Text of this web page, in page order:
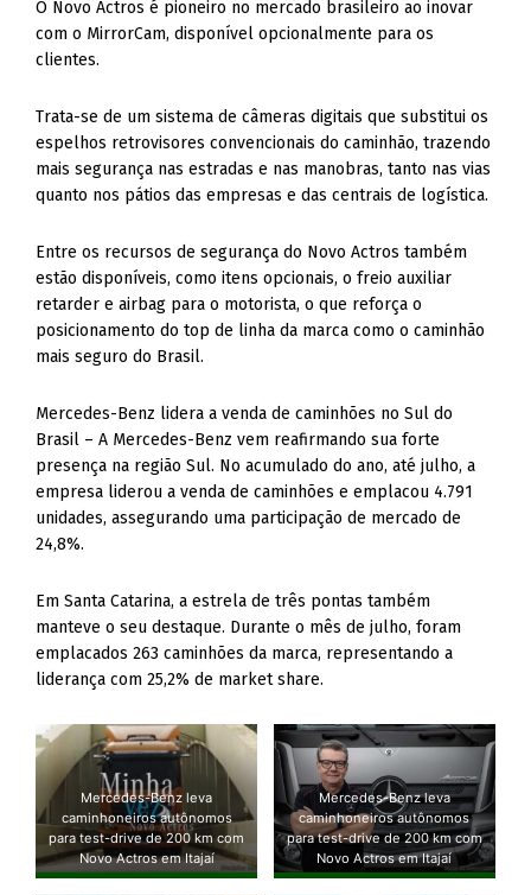
O Novo Actros é pioneiro no mercado brasileiro ao inovar
com o MirrorCam, disponível opcionalmente para os
clientes.
Trata-se de um sistema de câmeras digitais que substitui os
espelhos retrovisores convencionais do caminhão, trazendo
mais segurança nas estradas e nas manobras, tanto nas vias
quanto nos pátios das empresas e das centrais de logística.
Entre os recursos de segurança do Novo Actros também
estão disponíveis, como itens opcionais, o freio auxiliar
retarder e airbag para o motorista, o que reforça o
posicionamento do top de linha da marca como o caminhão
mais seguro do Brasil.
Mercedes-Benz lidera a venda de caminhões no Sul do
Brasil – A Mercedes-Benz vem reafirmando sua forte
presença na região Sul. No acumulado do ano, até julho, a
empresa liderou a venda de caminhões e emplacou 4.791
unidades, assegurando uma participação de mercado de
24,8%.
Em Santa Catarina, a estrela de três pontas também
manteve o seu destaque. Durante o mês de julho, foram
emplacados 263 caminhões da marca, representando a
liderança com 25,2% de market share.
Mercedes-Benz leva
caminhoneiros autônomos
para test-drive de 200 km com
Novo Actros em Itajaí
Mercedes-Benz leva
caminhoneiros autônomos
para test-drive de 200 km com
Novo Actros em Itajaí